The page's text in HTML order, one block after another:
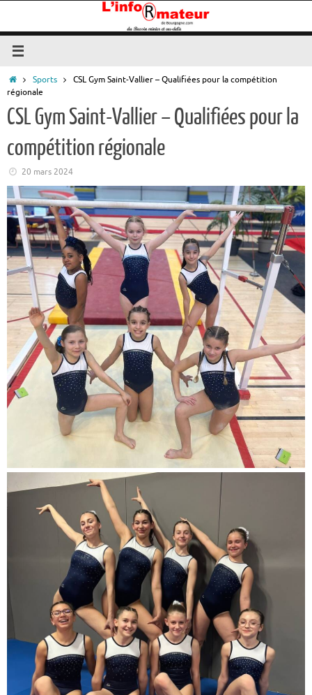
contenu
Accueil
Sports
CSL Gym Saint-Vallier – Qualifiées pour la compétition
régionale
CSL Gym Saint-Vallier – Qualifiées pour la
compétition régionale
20 mars 2024